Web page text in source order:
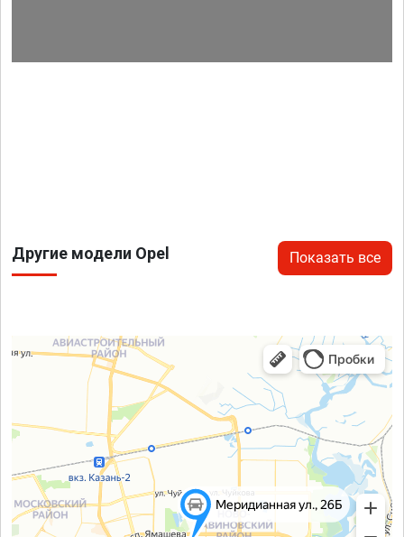
Другие модели Opel Показать все